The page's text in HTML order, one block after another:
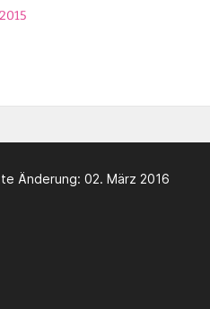
Änderung: 02. März 2016